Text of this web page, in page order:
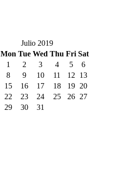
Julio 2019
Mon Tue Wed Thu Fri Sat
1
2 3 4 5
6
8 9 10 11 12
13
15 16 17 18 19
20
22 23 24 25 26
27
29 30
31